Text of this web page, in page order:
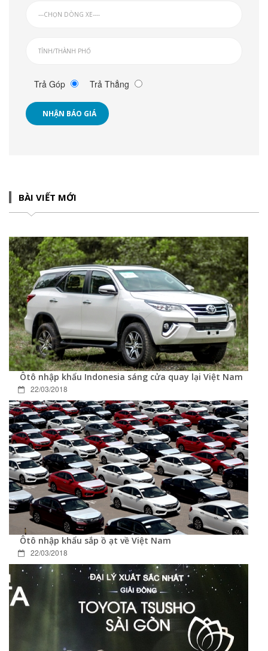
Trả Góp Trả Thẳng
BÀI VIẾT MỚI
Ôtô nhập khẩu Indonesia sáng cửa quay lại Việt Nam
22/03/2018
Ôtô nhập khẩu sắp ồ ạt về Việt Nam
22/03/2018